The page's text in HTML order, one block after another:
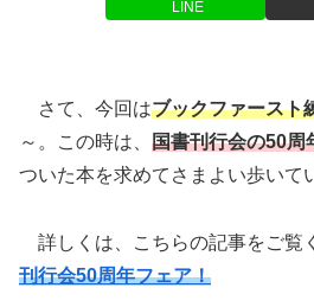
LINE
さて、今回はブックファースト
～。この時は、 国書刊行会の50周
ついた本を求めてさまよい歩いて
詳しくは、こちらの記事をご
刊行会50周年フェア！